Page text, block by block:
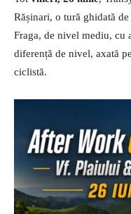
Rășinari, o tură ghidată
Fraga, de nivel mediu,
diferență de nivel, axată
ciclistă.